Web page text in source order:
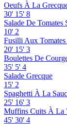
Oeufs À La
30' 15' 8
Salade De Tomates
10' 2
Fusilli Aux
20' 15' 3
Boulettes De
35' 5' 4
Salade Grecque
15' 2
Spaghetti À La
25' 16' 3
Muffins Cuits À La
45' 30' 4